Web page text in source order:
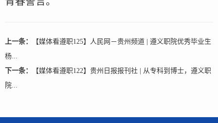
上一条：
【媒体看遵职125】人民网－贵州频道 | 遵义职院优秀毕业生
杨...
下一条：
【媒体看遵职122】贵州日报报刊社 | 从专科到博士，遵义职
院...